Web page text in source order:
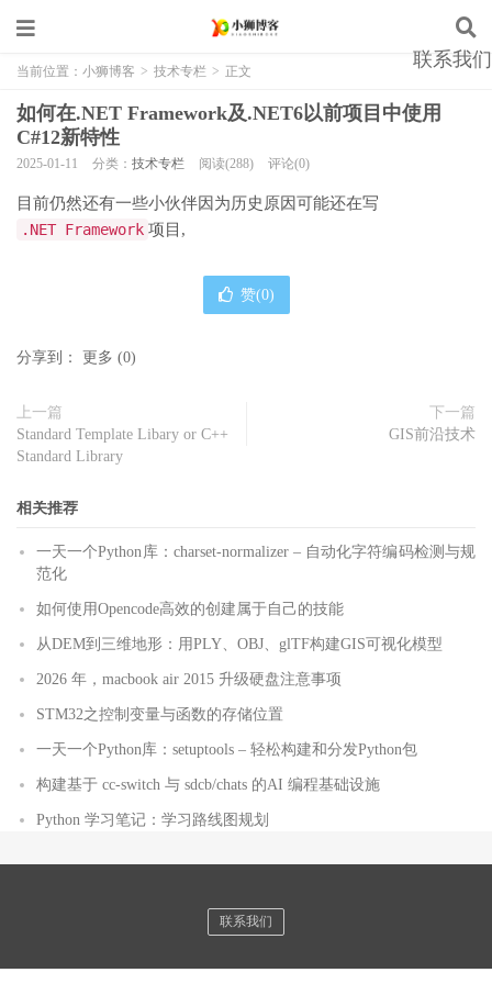
联系我们
当前位置： 小狮博客 > 技术专栏 > 正文
如何在.NET Framework及.NET6以前项目中使用
C#12新特性
2025-01-11 分类： 技术专栏 阅读(288) 评论(0)
目前仍然还有一些小伙伴因为历史原因可能还在写
.NET Framework 项目,
赞(0)
分享到： 更多 (0)
上一篇
Standard Template Libary or C++
Standard Library
下一篇
GIS前沿技术
相关推荐
一天一个Python库：charset-normalizer – 自动化字符编码检测与规
范化
如何使用Opencode高效的创建属于自己的技能
从DEM到三维地形：用PLY、OBJ、glTF构建GIS可视化模型
2026 年，macbook air 2015 升级硬盘注意事项
STM32之控制变量与函数的存储位置
一天一个Python库：setuptools – 轻松构建和分发Python包
构建基于 cc-switch 与 sdcb/chats 的AI 编程基础设施
Python 学习笔记：学习路线图规划
联系我们